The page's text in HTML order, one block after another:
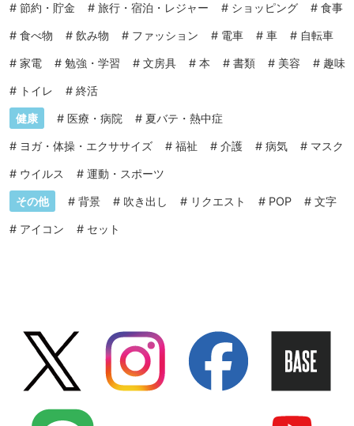
# 節約・貯金 # 旅行・宿泊・レジャー # ショッピング # 食事
# 食べ物 # 飲み物 # ファッション # 電車 # 車 # 自転車
# 家電 # 勉強・学習 # 文房具 # 本 # 書類 # 美容 # 趣味
# トイレ # 終活
健康 # 医療・病院 # 夏バテ・熱中症
# ヨガ・体操・エクササイズ # 福祉 # 介護 # 病気 # マスク
# ウイルス # 運動・スポーツ
その他 # 背景 # 吹き出し # リクエスト # POP # 文字
# アイコン # セット